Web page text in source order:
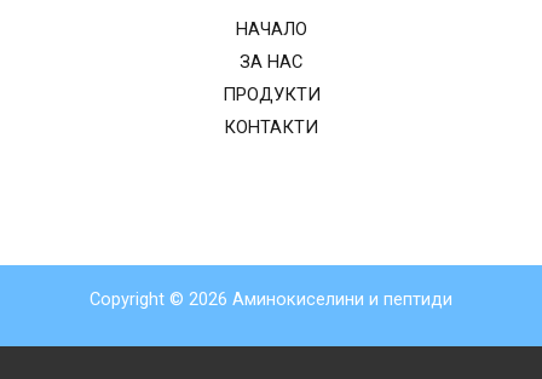
НАЧАЛО
ЗА НАС
ПРОДУКТИ
КОНТАКТИ
Copyright © 2026 Аминокиселини и пептиди